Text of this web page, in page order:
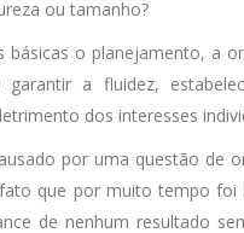
ou tamanho?
o planejamento, a
a fluidez,
dos interesses
por uma questão de
que por muito tempo
de nenhum resultado